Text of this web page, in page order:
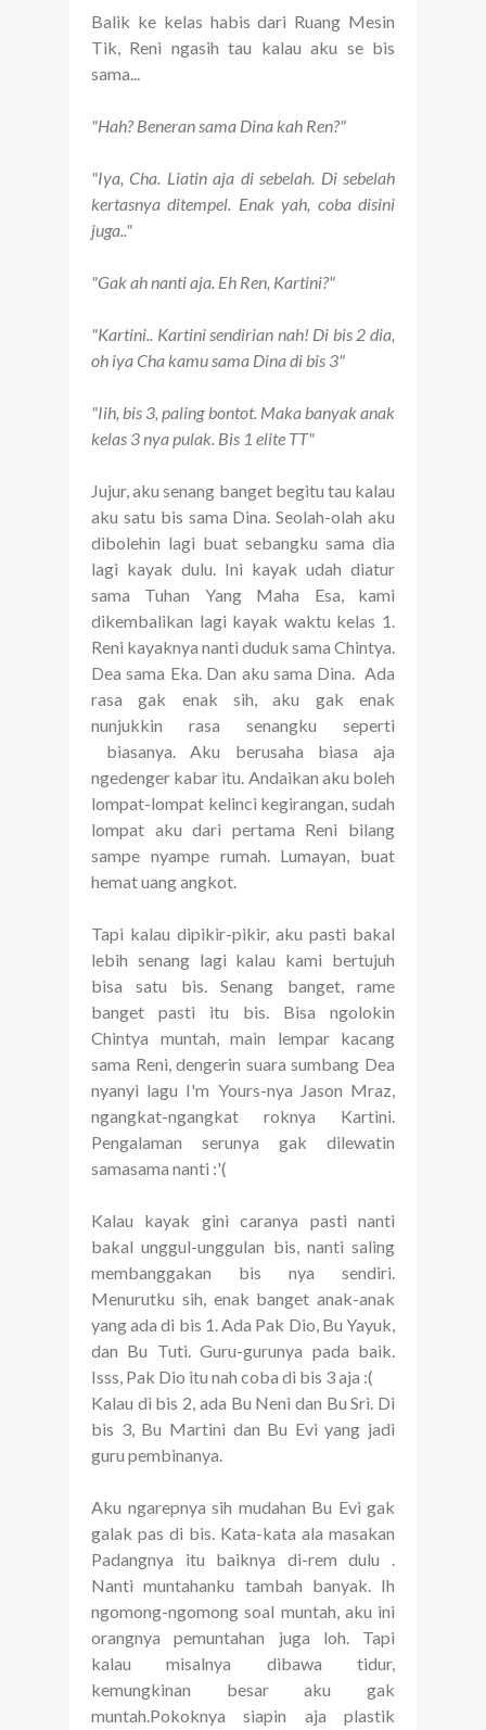
Balik ke kelas habis dari Ruang Mesin
Tik, Reni ngasih tau kalau aku se bis
sama...
"Hah? Beneran sama Dina kah Ren?"
"Iya, Cha. Liatin aja di sebelah. Di sebelah
kertasnya ditempel. Enak yah, coba disini
juga.."
"Gak ah nanti aja. Eh Ren, Kartini?"
"Kartini.. Kartini sendirian nah! Di bis 2 dia,
oh iya Cha kamu sama Dina di bis 3"
"Iih, bis 3, paling bontot. Maka banyak anak
kelas 3 nya pulak. Bis 1 elite TT"
Jujur, aku senang banget begitu tau kalau
aku satu bis sama Dina. Seolah-olah aku
dibolehin lagi buat sebangku sama dia
lagi kayak dulu. Ini kayak udah diatur
sama Tuhan Yang Maha Esa, kami
dikembalikan lagi kayak waktu kelas 1.
Reni kayaknya nanti duduk sama Chintya.
Dea sama Eka. Dan aku sama Dina. Ada
rasa gak enak sih, aku gak enak
nunjukkin rasa senangku seperti
biasanya. Aku berusaha biasa aja
ngedenger kabar itu. Andaikan aku boleh
lompat-lompat kelinci kegirangan, sudah
lompat aku dari pertama Reni bilang
sampe nyampe rumah. Lumayan, buat
hemat uang angkot.
Tapi kalau dipikir-pikir, aku pasti bakal
lebih senang lagi kalau kami bertujuh
bisa satu bis. Senang banget, rame
banget pasti itu bis. Bisa ngolokin
Chintya muntah, main lempar kacang
sama Reni, dengerin suara sumbang Dea
nyanyi lagu I'm Yours-nya Jason Mraz,
ngangkat-ngangkat roknya Kartini.
Pengalaman serunya gak dilewatin
samasama nanti :'(
Kalau kayak gini caranya pasti nanti
bakal unggul-unggulan bis, nanti saling
membanggakan bis nya sendiri.
Menurutku sih, enak banget anak-anak
yang ada di bis 1. Ada Pak Dio, Bu Yayuk,
dan Bu Tuti. Guru-gurunya pada baik.
Isss, Pak Dio itu nah coba di bis 3 aja :(
Kalau di bis 2, ada Bu Neni dan Bu Sri. Di
bis 3, Bu Martini dan Bu Evi yang jadi
guru pembinanya.
Aku ngarepnya sih mudahan Bu Evi gak
galak pas di bis. Kata-kata ala masakan
Padangnya itu baiknya di-rem dulu .
Nanti muntahanku tambah banyak. Ih
ngomong-ngomong soal muntah, aku ini
orangnya pemuntahan juga loh. Tapi
kalau misalnya dibawa tidur,
kemungkinan besar aku gak
muntah.Pokoknya siapin aja plastik